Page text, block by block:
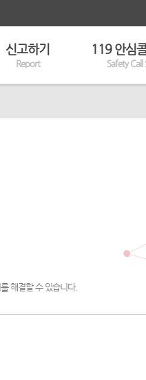
신고하기
Report
119 안심
Safety Call
해결할 수 있습니다.